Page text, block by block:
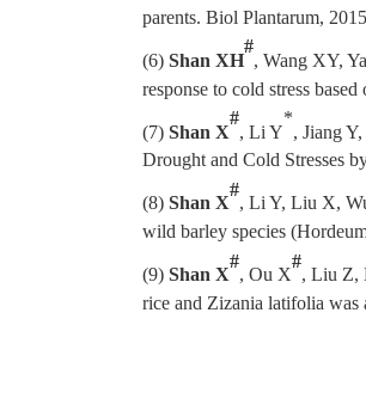
parents. Biol Plantarum,
(6) Shan XH
#
, Wang XY,
response to cold stress
(7) Shan X
#
, Li Y
*
, Jiang
Drought and Cold Stresses
(8) Shan X
#
, Li Y, Liu X,
wild barley species
(9) Shan X
#
, Ou X
#
, Liu Z,
rice and Zizania latifolia was